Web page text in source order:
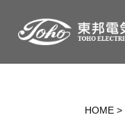
HOME >